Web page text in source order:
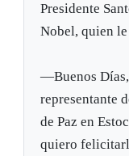
Presidente
Nobel, quien
—Buenos Días,
representante
de Paz en
quiero